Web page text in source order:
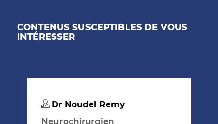
CONTENUS SUSCEPTIBLES DE VOUS
INTÉRESSER
Dr Noudel Remy
Neurochirurgien